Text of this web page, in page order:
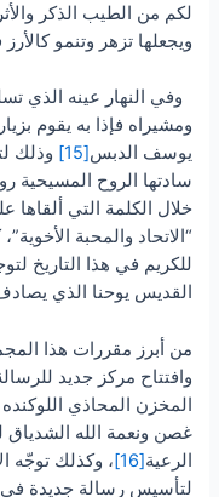
لكم من الطيب الذكر
ويجعلها تزهر وتنمو
وفي النهار عينه الذي
ومشيراه فإذا به يقوم
يوسف الدبس[15]
وذلك
سادتها الروح المسيحية
خلال الكلمة التي
“الاتحاد والمحبة
للكريم في هذا التاريخ
القديس يوحنا الذي
من أبرز مقررات هذا
وافتتاح مركز جديد
المخزن المحاذي
غصن ونعمة الله الشدياق
الرعية[16]
، وكذلك توجّه
لتأسيس رسالة جديدة في